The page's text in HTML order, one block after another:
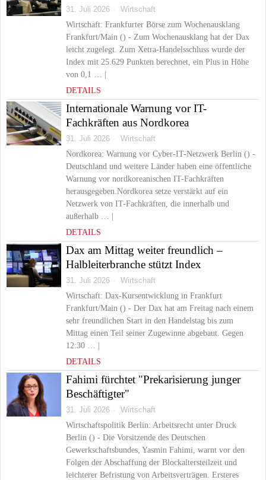
31. Juli 2026
Wirtschaft
Wirtschaft: Frankfurter Börse zum Wochenausklang
Frankfurt/Main () - Zum Wochenausklang hat der Dax
leicht zugelegt. Zum Xetra-Handelsschluss wurde der
Index mit 25.629 Punkten berechnet, ein Plus in Höhe
von 0,1 … |
DETAILS
Internationale Warnung vor IT-
Fachkräften aus Nordkorea
31. Juli 2026
Wirtschaft
Nordkorea: Warnung vor Cyber-IT-Netzwerk Berlin () -
Deutschland und weitere Länder haben eine öffentliche
Warnung vor nordkoreanischen IT-Fachkräften
herausgegeben.Nordkorea setze verstärkt auf ein
Netzwerk von IT-Fachkräften, die innerhalb und
außerhalb … |
DETAILS
Dax am Mittag weiter freundlich –
Halbleiterbranche stützt Index
31. Juli 2026
Wirtschaft
Wirtschaft: Dax-Kursentwicklung in Frankfurt
Frankfurt/Main () - Der Dax hat am Freitag nach einem
sehr freundlichen Start in den Handelstag bis zum
Mittag einen Teil seiner Zugewinne abgebaut. Gegen
12:30 … |
DETAILS
Fahimi fürchtet "Prekarisierung junger
Beschäftigter"
31. Juli 2026
Wirtschaft
Wirtschaftspolitik Berlin: Arbeitsrecht unter Druck
Berlin () - Die Vorsitzende des Deutschen
Gewerkschaftsbundes, Yasmin Fahimi, warnt vor den
Folgen der Abschaffung der Blockaltersteilzeit und
leichterer Befristung von Arbeitsverträgen. Ersteres